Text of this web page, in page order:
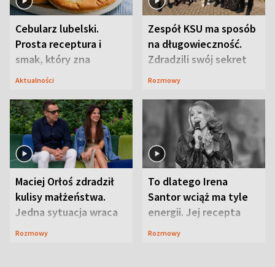
Cebularz lubelski.
Prosta receptura i
smak, który zna
Lubelszczyzna
Aktualności
Zespół KSU ma sposób
na długowieczność.
Zdradzili swój sekret
Rozmowy
Maciej Orłoś zdradził
kulisy małżeństwa.
Jedna sytuacja wraca
jak bumerang
Rozmowy
To dlatego Irena
Santor wciąż ma tyle
energii. Jej recepta
jest zaskakująco
Rozmowy